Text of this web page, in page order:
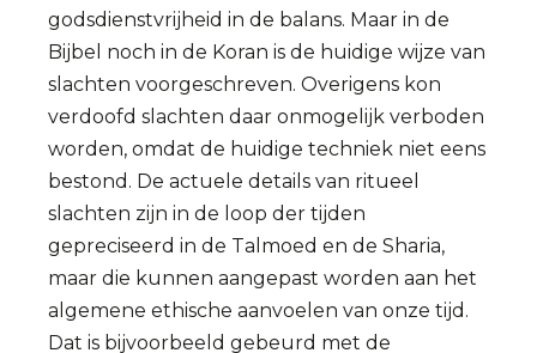
godsdienstvrijheid in de balans. Maar in de
Bijbel noch in de Koran is de huidige wijze van
slachten voorgeschreven. Overigens kon
verdoofd slachten daar onmogelijk verboden
worden, omdat de huidige techniek niet eens
bestond. De actuele details van ritueel
slachten zijn in de loop der tijden
gepreciseerd in de Talmoed en de Sharia,
maar die kunnen aangepast worden aan het
algemene ethische aanvoelen van onze tijd.
Dat is bijvoorbeeld gebeurd met de